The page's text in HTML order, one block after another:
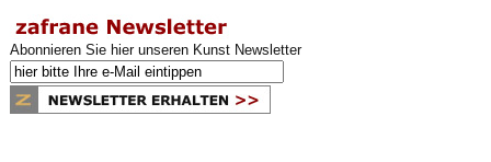
Abonnieren Sie hier unseren Kunst Newsletter